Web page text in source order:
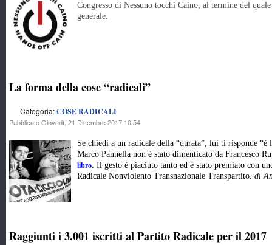
Congresso di Nessuno tocchi Caino, al termine del
generale.
La forma della cose “radicali”
Categoria:COSE RADICALI
Pubblicato Giovedì, 21 Dicembre 2017 10:54
Se chiedi a un radicale della “durata”, lui ti risponde
Marco Pannella non è stato dimenticato da Francesco
libro. Il gesto è piaciuto tanto ed è stato premiato con
Radicale Nonviolento Transnazionale Transpartito. di
Raggiunti i 3.001 iscritti al Partito Radicale per il 2017